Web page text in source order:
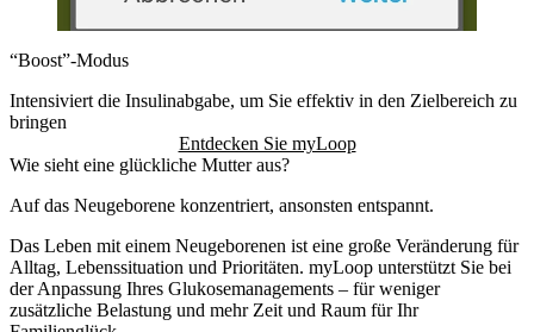
“Boost”-Modus
Intensiviert die Insulinabgabe, um Sie effektiv in den Zielbereich zu
bringen
Entdecken Sie myLoop
Wie sieht eine glückliche Mutter aus?
Auf das Neugeborene konzentriert, ansonsten entspannt.
Das Leben mit einem Neugeborenen ist eine große Veränderung für
Alltag, Lebenssituation und Prioritäten. myLoop unterstützt Sie bei
der Anpassung Ihres Glukosemanagements – für weniger
zusätzliche Belastung und mehr Zeit und Raum für Ihr